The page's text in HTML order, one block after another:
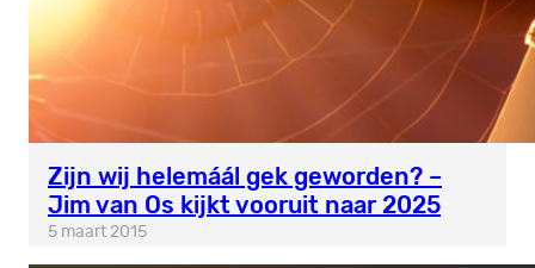
Zijn wij helemáál gek geworden? –
Jim van Os kijkt vooruit naar 2025
5 maart 2015